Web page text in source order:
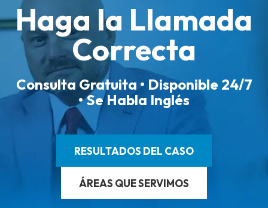
Haga la Llamada
Correcta
Consulta Gratuita • Disponible 24/7
• Se Habla Inglés
RESULTADOS DEL CASO
ÁREAS QUE SERVIMOS